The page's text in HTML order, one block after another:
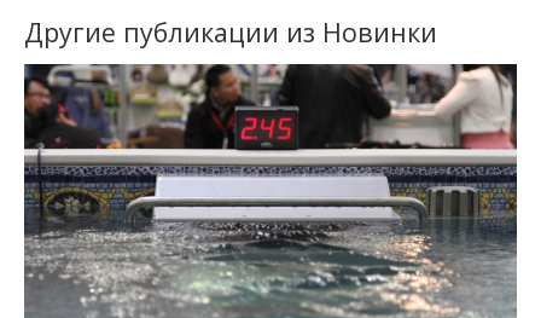
Другие публикации из Новинки